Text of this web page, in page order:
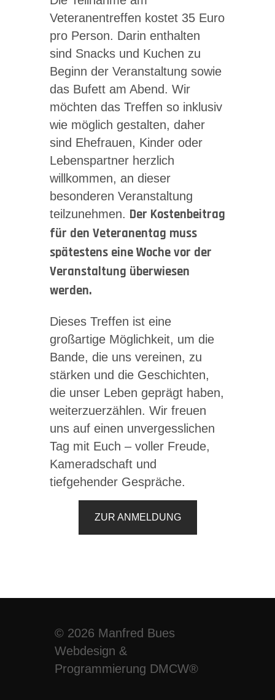
Veteranentreffen kostet 35 Euro
pro Person. Darin enthalten
sind Snacks und Kuchen zu
Beginn der Veranstaltung sowie
das Bufett am Abend. Wir
möchten das Treffen so inklusiv
wie möglich gestalten, daher
sind Ehefrauen, Kinder oder
Lebenspartner herzlich
willkommen, an dieser
besonderen Veranstaltung
teilzunehmen. Der Kostenbeitrag
für den Veteranentag muss
spätestens eine Woche vor der
Veranstaltung überwiesen
werden.
Dieses Treffen ist eine
großartige Möglichkeit, um die
Bande, die uns vereinen, zu
stärken und die Geschichten,
die unser Leben geprägt haben,
weiterzuerzählen. Wir freuen
uns auf einen unvergesslichen
Tag mit Euch – voller Freude,
Kameradschaft und
tiefgehender Gespräche.
ZUR ANMELDUNG
© 2026 Manfred Bues
Webdesign &
Programmierung DMCW®